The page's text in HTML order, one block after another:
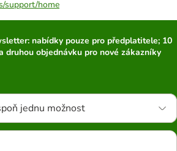
support/home
nabídky pouze pro předplatitele; 10
druhou objednávku pro nové zákazníky
jednu možnost